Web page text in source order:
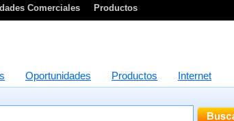
Comerciales Productos
Oportunidades Productos Internet